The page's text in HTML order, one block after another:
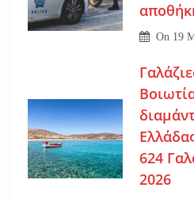
On 19
624
2026